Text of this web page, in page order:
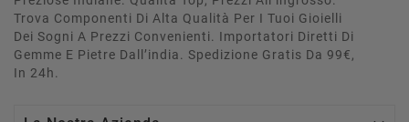
Trova Componenti Di Alta Qualità Per I Tuoi Gioielli
Dei Sogni A Prezzi Convenienti. Importatori Diretti Di
Gemme E Pietre Dall’india. Spedizione Gratis Da 99€,
In 24h.